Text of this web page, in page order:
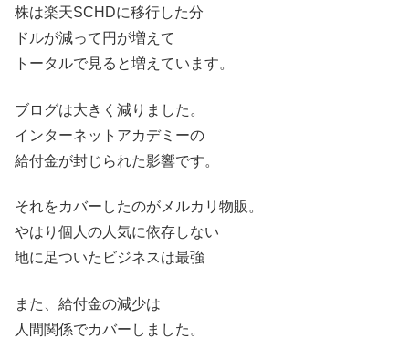
株は楽天SCHDに移行した分
ドルが減って円が増えて
トータルで見ると増えています。
ブログは大きく減りました。
インターネットアカデミーの
給付金が封じられた影響です。
それをカバーしたのがメルカリ物販。
やはり個人の人気に依存しない
地に足ついたビジネスは最強
また、給付金の減少は
人間関係でカバーしました。